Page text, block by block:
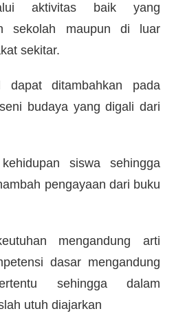
aktivitas baik yang
sekolah maupun di luar
sekitar.
dapat ditambahkan pada
budaya yang digali dari
siswa sehingga
pengayaan dari buku
mengandung arti
dasar mengandung
sehingga dalam
utuh diajarkan